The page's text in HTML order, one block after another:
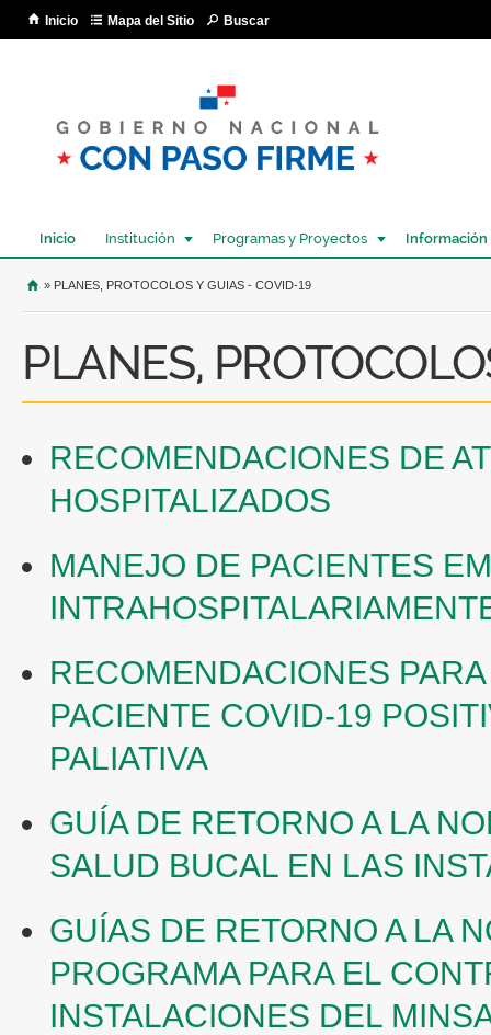
Inicio Mapa del Sitio Buscar
Inicio Institución Programas y Proyectos Información
USTED SE ENCUENTRA AQUÍ
» PLANES, PROTOCOLOS Y GUIAS - COVID-19
PLANES,
RECOMENDACIONES DE
HOSPITALIZADOS
MANEJO DE PACIENTES
RECOMENDACIONES
PACIENTE COVID-19
PALIATIVA
GUÍA DE RETORNO A LA
SALUD BUCAL EN LAS
GUÍAS DE RETORNO A LA
PROGRAMA PARA EL
INSTALACIONES DEL